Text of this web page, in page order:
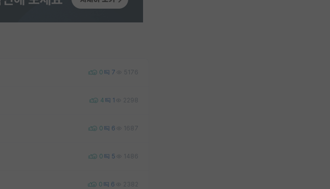
0 7 5176
4 1 2298
0 6 1687
0 5 1486
0 6 2382